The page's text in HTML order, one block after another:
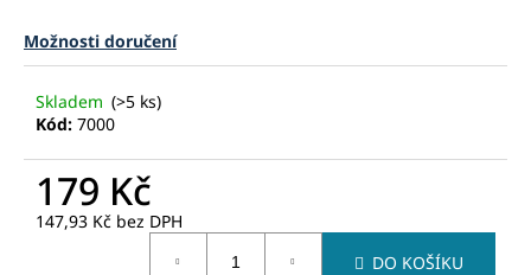
Možnosti doručení
Skladem (>5 ks)
Kód: 7000
179 Kč
147,93 Kč bez DPH
DO KOŠÍKU
u
j
e
m